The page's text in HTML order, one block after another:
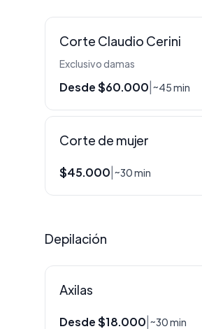
Corte Claudio Cerini
Exclusivo damas
Desde $60.000 ~45 min
Corte de mujer
$45.000 ~30 min
Depilación
Axilas
Desde $18.000 ~30 min